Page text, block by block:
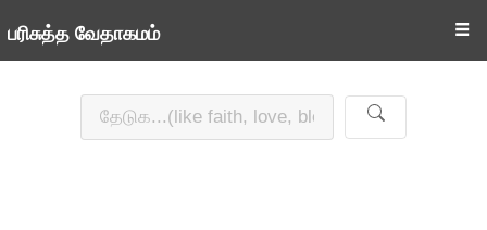
பரிசுத்த வேதாகமம் ☰